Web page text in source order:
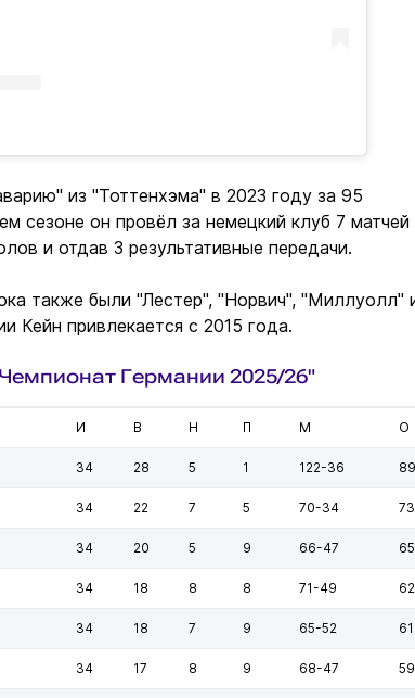
из "Тоттенхэма" в 2023 году за 95
сезоне он провёл за немецкий клуб 7 матчей
и отдав 3 результативные передачи.
также были "Лестер", "Норвич", "Миллуолл"
Кейн привлекается с 2015 года.
Германии 2025/26"
И В Н П М О
34 28 5 1 122-36 89
34 22 7 5 70-34 73
34 20 5 9 66-47 65
34 18 8 8 71-49 62
34 18 7 9 65-52 61
34 17 8 9 68-47 59